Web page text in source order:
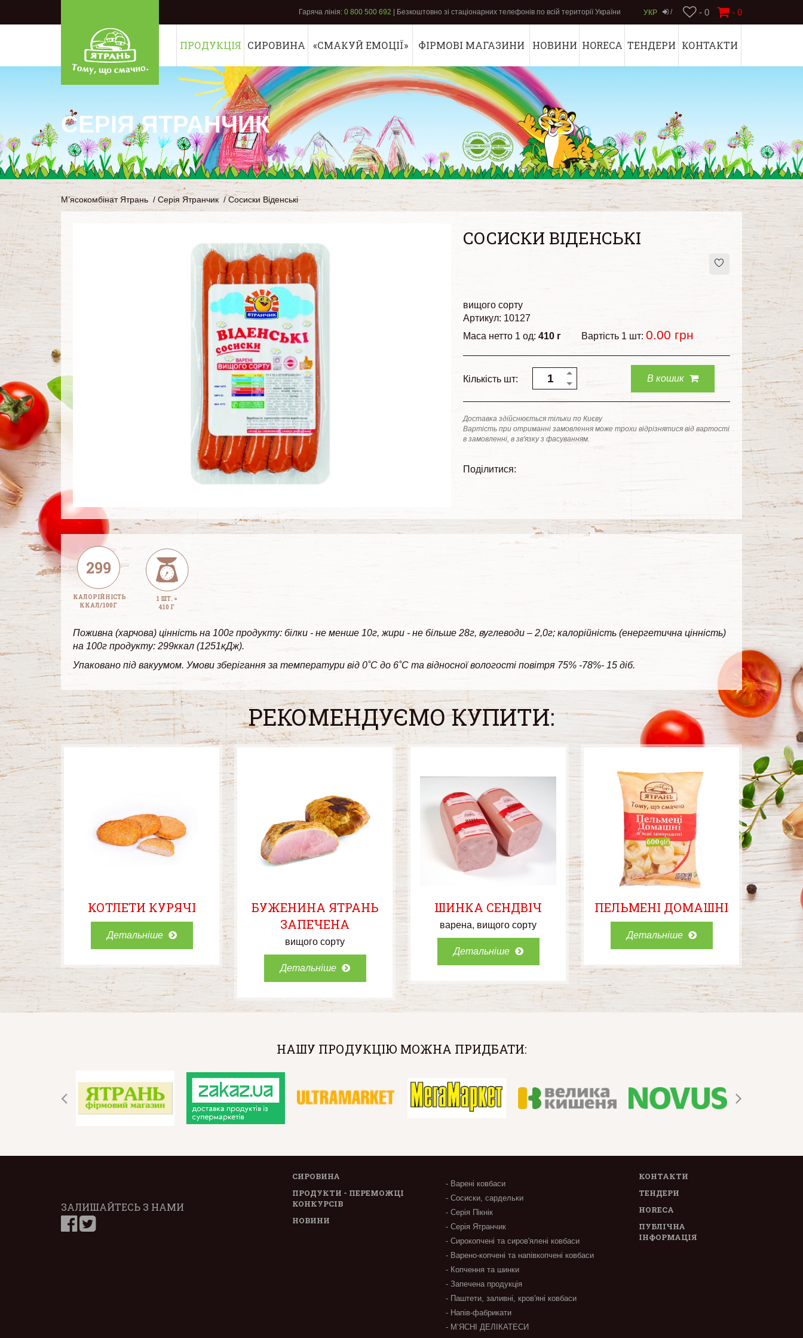
Гаряча лінія: 0 800 500 692 | Безкоштовно зі стаціонарних телефонів по всій території України УКР / - 0 - 0
ПРОДУКЦІЯ СИРОВИНА «СМАКУЙ ЕМОЦІЇ» ФІРМОВІ МАГАЗИНИ НОВИНИ HORECA ТЕНДЕРИ КОНТАКТИ
СЕРІЯ ЯТРАНЧИК
М’ясокомбінат Ятрань / Серія Ятранчик / Сосиски Віденські
СОСИСКИ ВІДЕНСЬКІ
вищого сорту
Артикул: 10127
Маса нетто 1 од:410 г Вартість 1 шт: 0.00 грн
Кількість шт: В кошик
Доставка здійснюється тільки по Києву
Вартість при отриманні замовлення може трохи відрізнятися від вартості
в замовленні, в зв'язку з фасуванням.
Поділитися:
299
КАЛОРІЙНІСТЬ
ККАЛ/100Г
1 ШТ. =
410 Г
Поживна (харчова) цінність на 100г продукту: білки - не менше 10г, жири - не більше 28г, вуглеводи – 2,0г; калорійність (енергетична цінність)
на 100г продукту: 299ккал (1251кДж).
Упаковано під вакуумом. Умови зберігання за температури від 0˚С до 6˚С та відносної вологості повітря 75% -78%- 15 діб.
РЕКОМЕНДУЄМО КУПИТИ:
КОТЛЕТИ КУРЯЧІ
Детальніше
БУЖЕНИНА ЯТРАНЬ
ЗАПЕЧЕНА
вищого сорту
Детальніше
ШИНКА СЕНДВІЧ
варена вищого сорту
Детальніше
ПЕЛЬМЕНІ ДОМАШНІ
Детальніше
НАШУ ПРОДУКЦІЮ МОЖНА ПРИДБАТИ:
ЗАЛИШАЙТЕСЬ З НАМИ
СИРОВИНА
ПРОДУКТИ - ПЕРЕМОЖЦІ
КОНКУРСІВ
НОВИНИ
- Варені ковбаси
- Сосиски, сардельки
- Серія Пікнік
- Серія Ятранчик
- Сирокопчені та сиров'ялені ковбаси
- Варено-копчені та напівкопчені ковбаси
- Копчення та шинки
- Запечена продукція
- Паштети, заливні, кров'яні ковбаси
- Напів-фабрикати
- М’ЯСНІ ДЕЛІКАТЕСИ
КОНТАКТИ
ТЕНДЕРИ
HORECA
ПУБЛІЧНА
ІНФОРМАЦІЯ